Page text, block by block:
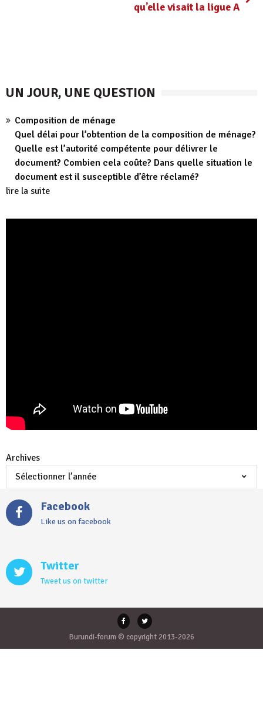
qu’elle visait la ligue A
UN JOUR, UNE QUESTION
Composition de ménage
Quel délai pour l’obtention de la composition de ménage?
Quelle est l’autorité compétente pour délivrer le
document? Combien cela coûte? Dans quelle situation le
document est il susceptible d’être réclamé?
lire la suite
Archives
Facebook
Like us on facebook
Twitter
Tweet us on twitter
Burundi-forum © copyright 2013-2026